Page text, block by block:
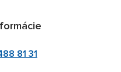
81 31